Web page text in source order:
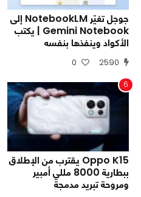
جوجل تغيّر NotebookLM إلى
Gemini Notebook | يكتب
الأكواد وينفذها بنفسه
2590
0
6
Oppo K15 يقترب من الإطلاق
ببطارية 8000 مللي أمبير
ومروحة تبريد مدمجة